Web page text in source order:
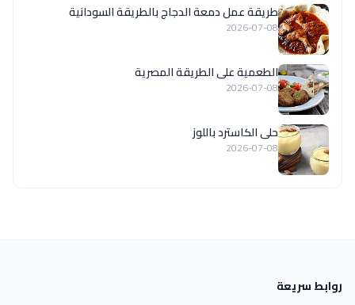
طريقة عمل دمعة الدجاج بالطريقة السودانية
2026-07-08
الطعمية على الطريقة المصرية
2026-07-08
حلى الكاسترد باللوز
2026-07-08
روابط سريعة